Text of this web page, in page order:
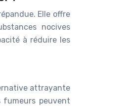
Elle offre
nocives
à réduire les
attrayante
fumeurs peuvent